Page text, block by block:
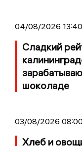
04/08/2026 13:40
Сладкий
шоколаде
03/08/2026 08:00
Хлеб и